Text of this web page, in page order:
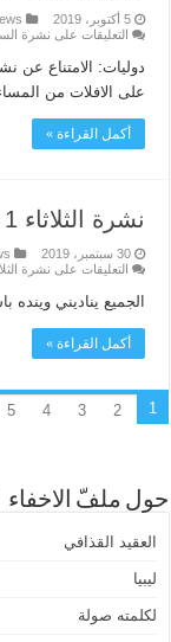
5 أكتوبر، 2019
التعليقات على نشرة السبت 5 تشرين الاول 2019
دوليات: الامتناع عن
على الافلات من
أكمل القراءة »
نشرة الثلاثاء 1 تشرين اول 2019 العدد 5777
30 سبتمبر، 2019
التعليقات على نشرة الثلاثاء 1 تشرين اول 2019 العدد
الجميع يناديني
أكمل القراءة »
1
2
3
4
5
حول ملفّ الاخفاء
العقيد القذافي
ليبيا
لكلمته صولة